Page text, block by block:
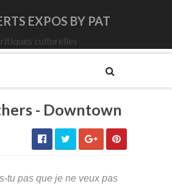
EXPOS BY PAT
culturelles
- Downtown
tu pas que je ne veux pas